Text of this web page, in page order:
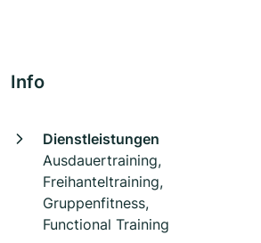
Info
Dienstleistungen
Ausdauertraining,
Freihanteltraining,
Gruppenfitness,
Functional Training